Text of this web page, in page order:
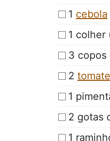
1 cebola
1 colher
3 copos
2
1
2 gotas
1